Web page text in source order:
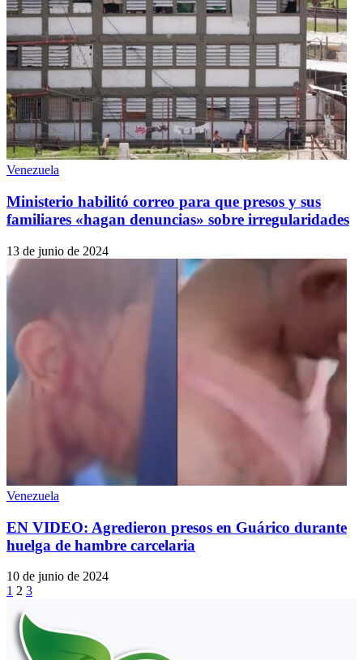
Venezuela
Ministerio habilitó correo para que presos y sus
familiares «hagan denuncias» sobre irregularidades
13 de junio de 2024
Venezuela
EN VIDEO: Agredieron presos en Guárico durante
huelga de hambre carcelaria
10 de junio de 2024
1 2 3